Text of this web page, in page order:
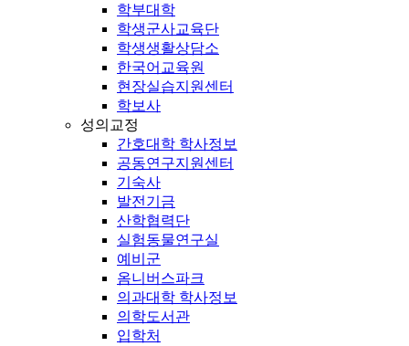
학부대학
학생군사교육단
학생생활상담소
한국어교육원
현장실습지원센터
학보사
성의교정
간호대학 학사정보
공동연구지원센터
기숙사
발전기금
산학협력단
실험동물연구실
예비군
옴니버스파크
의과대학 학사정보
의학도서관
입학처